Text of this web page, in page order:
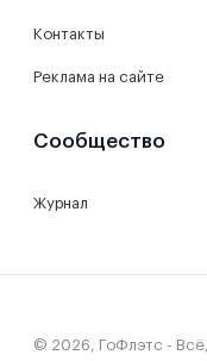
Контакты
Реклама на сайте
Сообщество
Журнал
© 2026, ГоФлэтс - Всё,